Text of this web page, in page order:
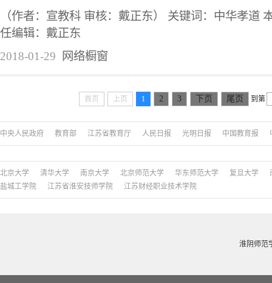
（作者：宣教科 审核：戴正东） 关键词：中华孝道
任编辑：戴正东
2018-01-29
网络橱窗
首页 上页 1 2 3 下页 尾页 到第
中央人民政府 教育部 江苏省教育厅 人民日报 光明日报 中国教育报
北京大学 清华大学 南京大学 北京师范大学 华东师范大学 复旦大学
盐城工学院
江苏省淮安技师学院 江苏财经职业技术学院
淮阴师范